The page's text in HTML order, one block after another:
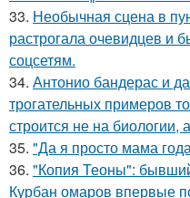
33. Необычная сцена в
растрогала очевидцев и
соцсетям.
34. Антонио бандерас и
трогательных примеров
строится не на биологии,
35. "Да я просто мама
36. "Копия Теоны":
Курбан омаров впервые